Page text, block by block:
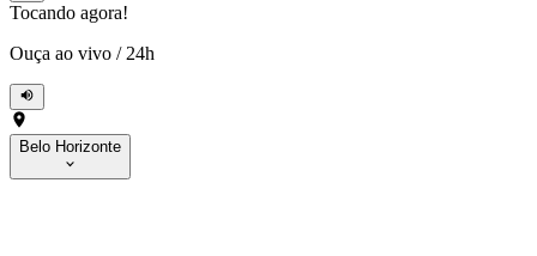
Tocando agora!
Ouça ao vivo / 24h
Belo Horizonte